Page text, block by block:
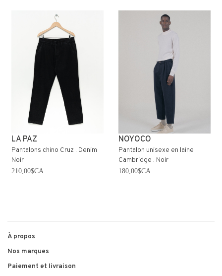
LA PAZ
Pantalons chino Cruz . Denim
Noir
210,00$CA
NOYOCO
Pantalon unisexe en laine
Cambridge . Noir
180,00$CA
À propos
Nos marques
Paiement et livraison